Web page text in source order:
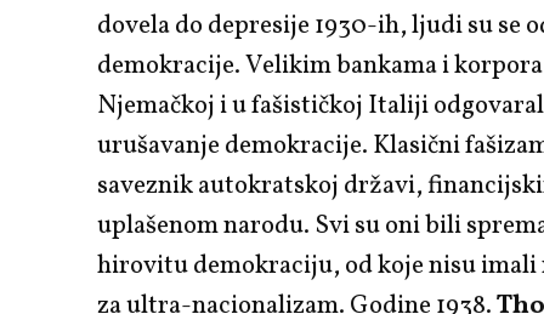
dovela do depresije 1930-ih, ljudi su se
demokracije. Velikim bankama i
Njemačkoj i u fašističkoj Italiji
urušavanje demokracije. Klasični
saveznik autokratskoj državi,
uplašenom narodu. Svi su oni bili
hirovitu demokraciju, od koje nisu
za ultra-nacionalizam. Godine 1938.